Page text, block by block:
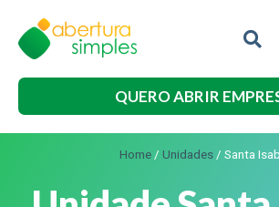
QUERO ABRIR
Home/ Unidades/ Santa